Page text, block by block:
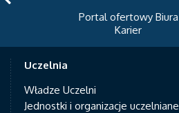
Portal ofertowy Biura
Uczelnia
Władze Uczelni
Jednostki i organizacje uczelniane